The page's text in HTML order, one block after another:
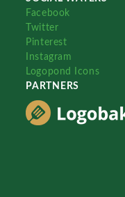
Facebook
Twitter
Pinterest
Instagram
Logopond Icons
PARTNERS